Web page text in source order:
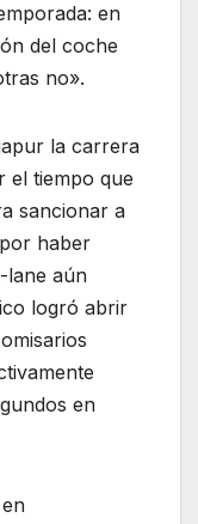
en
del coche
no».
la carrera
el tiempo que
sancionar a
haber
lane aún
logró abrir
en